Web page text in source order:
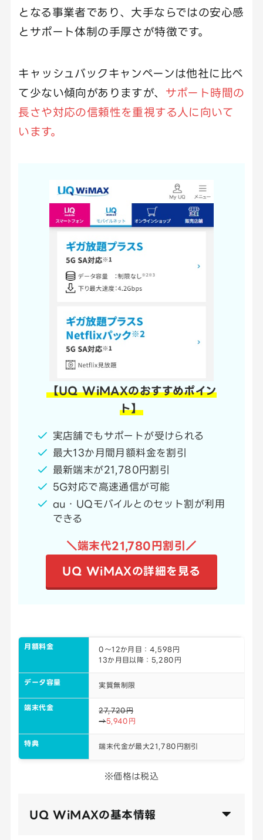
となる事業者であり、大手ならではの安心感
とサポート体制の手厚さが特徴です。
キャッシュバックキャンペーンは他社に比べ
て少ない傾向がありますが、 サポート時間の
長さや対応の信頼性を重視する人に向いて
います。
【UQ WiMAXのおすすめポイン
ト】
実店舗でもサポートが受けられる
最大13か月間月額料金を割引
最新端末が21,780円割引
5G対応で高速通信が可能
au・UQモバイルとのセット割が利用
できる
＼端末代21,780円割引／
UQ WiMAXの詳細を見る
月額料金
0～12か月目：4,598円
13か月目以降：5,280円
データ容量 実質無制限
端末代金
27,720円
→5,940円
特典 端末代金が最大21,780円割引
※価格は税込
UQ WiMAXの基本情報